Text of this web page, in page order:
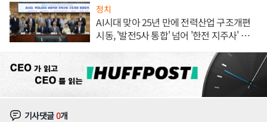
정치
AI시대 맞아 25년 만에 전력산업 구조개편
시동, '발전5사 통합' 넘어 '한전 지주사' 재편
기사댓글0개